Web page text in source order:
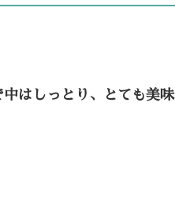
はしっとり、とても美味